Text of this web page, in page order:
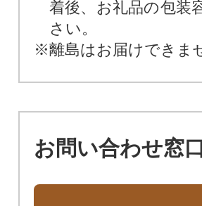
着後、お礼品の包装
さい。
※離島はお届けできま
お問い合わせ窓